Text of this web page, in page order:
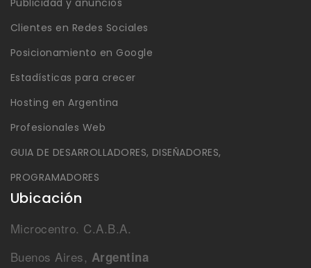
Publicidad y anuncios
Clientes en Redes Sociales
Posicionamiento en Google
Estadísticas para crecer
Hosting en Argentina
Profesionales Web
GUIA DE DESARROLLADORES, DISEÑADORES,
PROGRAMADORES
Ubicación
Microcentro. C.A.B.A.
Buenos Aires, Argentina